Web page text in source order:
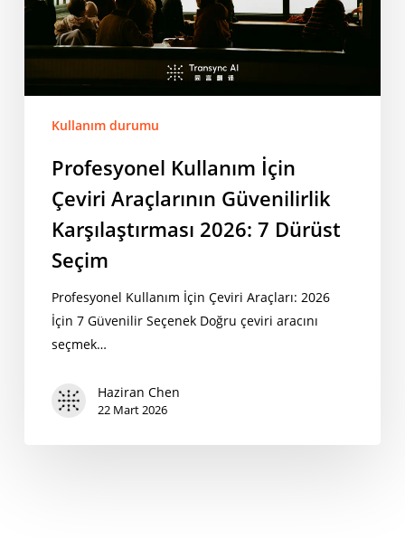
Karşılaştırması
2026:
7
Dürüst
Kullanım durumu
Profesyonel Kullanım İçin
Çeviri Araçlarının Güvenilirlik
Karşılaştırması 2026: 7 Dürüst
Seçim
Profesyonel Kullanım İçin Çeviri Araçları: 2026
İçin 7 Güvenilir Seçenek Doğru çeviri aracını
seçmek…
Haziran Chen
22 Mart 2026